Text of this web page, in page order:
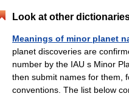
Look at other
Meanings of minor planet
planet discoveries are
number by the IAU s Minor
then submit names for them,
conventions. The list below